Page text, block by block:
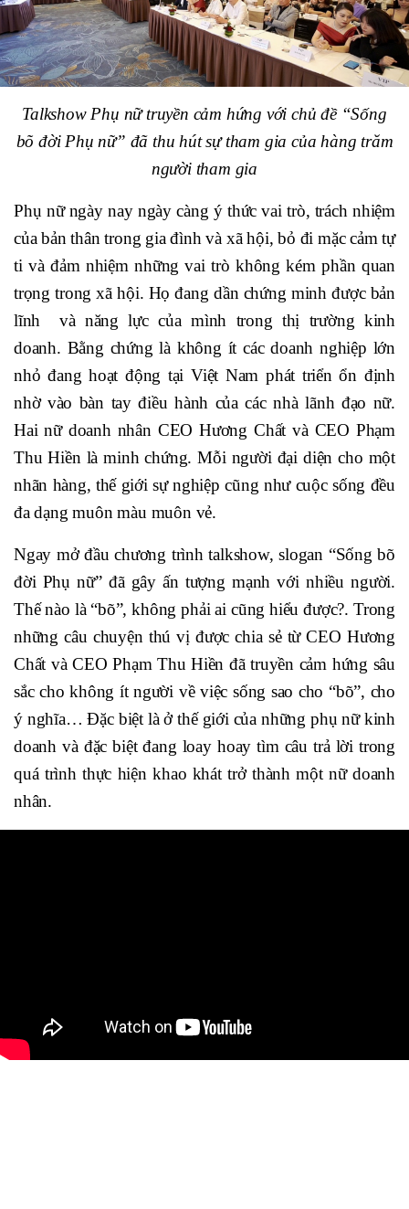
Talkshow Phụ nữ truyền cảm hứng với chủ đề “Sống
bõ đời Phụ nữ” đã thu hút sự tham gia của hàng trăm
người tham gia
Phụ nữ ngày nay ngày càng ý thức vai trò, trách nhiệm
của bản thân trong gia đình và xã hội, bỏ đi mặc cảm tự
ti và đảm nhiệm những vai trò không kém phần quan
trọng trong xã hội. Họ đang dần chứng minh được bản
lĩnh và năng lực của mình trong thị trường kinh
doanh. Bằng chứng là không ít các doanh nghiệp lớn
nhỏ đang hoạt động tại Việt Nam phát triển ổn định
nhờ vào bàn tay điều hành của các nhà lãnh đạo nữ.
Hai nữ doanh nhân CEO Hương Chất và CEO Phạm
Thu Hiền là minh chứng. Mỗi người đại diện cho một
nhãn hàng, thế giới sự nghiệp cũng như cuộc sống đều
đa dạng muôn màu muôn vẻ.
Ngay mở đầu chương trình talkshow, slogan “Sống bõ
đời Phụ nữ” đã gây ấn tượng mạnh với nhiều người.
Thế nào là “bõ”, không phải ai cũng hiểu được?. Trong
những câu chuyện thú vị được chia sẻ từ CEO Hương
Chất và CEO Phạm Thu Hiền đã truyền cảm hứng sâu
sắc cho không ít người về việc sống sao cho “bõ”, cho
ý nghĩa… Đặc biệt là ở thế giới của những phụ nữ kinh
doanh và đặc biệt đang loay hoay tìm câu trả lời trong
quá trình thực hiện khao khát trở thành một nữ doanh
nhân.